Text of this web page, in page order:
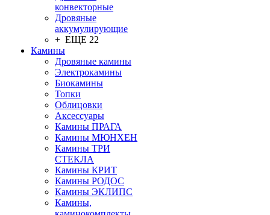
конвекторные
Дровяные
аккумулирующие
+ ЕЩЕ 22
Камины
Дровяные камины
Электрокамины
Биокамины
Топки
Облицовки
Аксессуары
Камины ПРАГА
Камины МЮНХЕН
Камины ТРИ
СТЕКЛА
Камины КРИТ
Камины РОДОС
Камины ЭКЛИПС
Камины,